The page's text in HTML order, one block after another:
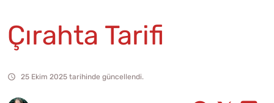
Çırahta Tarifi
25 Ekim 2025 tarihinde güncellendi.